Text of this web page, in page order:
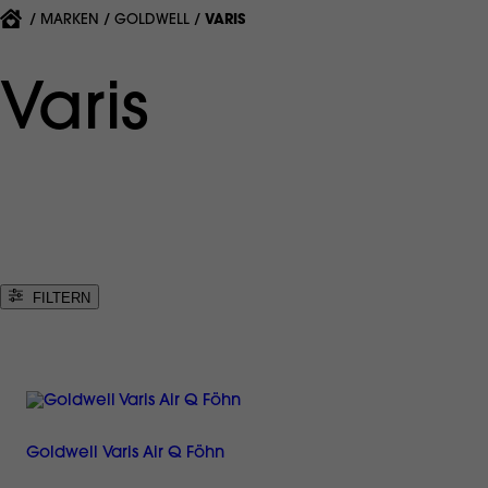
MARKEN GOLDWELL {'CURRENT'|T}:
VARIS
Varis
FILTERN
Goldwell Varis Air Q Föhn